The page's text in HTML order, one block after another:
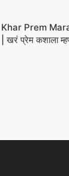
Khar Prem
| खरं प्रेम कशाला